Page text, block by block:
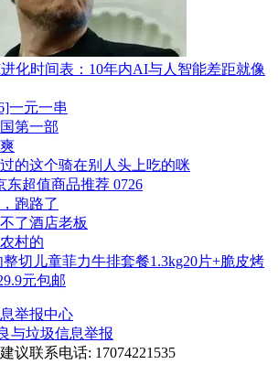
化时间表：10年内AI与人智能差距就像
一元一串
第一部
的这个骑在别人头上吃的咪
东超值商品推荐 0726
跑路了
了酒店老板
村的
切儿童菲力牛排套餐1.3kg20片+脆皮烤
元包邮
举报中心
与垃圾信息举报
议联系电话: 17074221535